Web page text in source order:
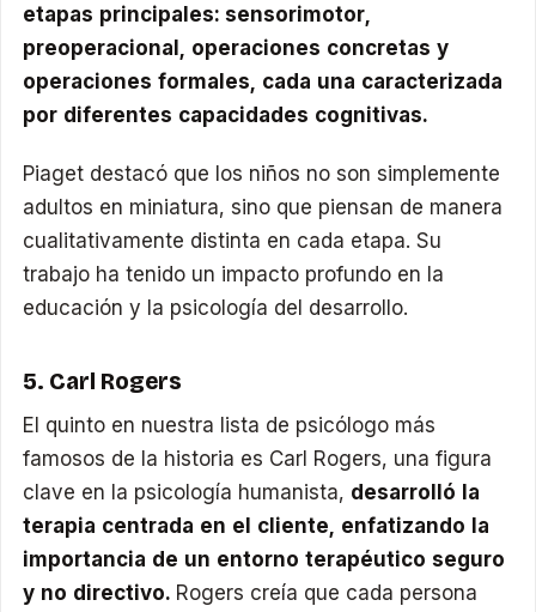
etapas principales: sensorimotor,
preoperacional, operaciones concretas y
operaciones formales, cada una caracterizada
por diferentes capacidades cognitivas.
Piaget destacó que los niños no son simplemente
adultos en miniatura, sino que piensan de manera
cualitativamente distinta en cada etapa. Su
trabajo ha tenido un impacto profundo en la
educación y la psicología del desarrollo.
5. Carl Rogers
El quinto en nuestra lista de psicólogo más
famosos de la historia es Carl Rogers, una figura
clave en la psicología humanista, desarrolló la
terapia centrada en el cliente, enfatizando la
importancia de un entorno terapéutico seguro
y no directivo. Rogers creía que cada persona